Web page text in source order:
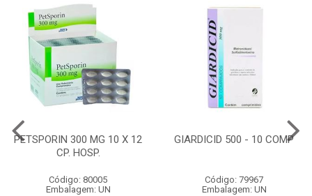
PETSPORIN 300 MG 10 X 12
CP. HOSP.
Código: 80005
Embalagem: UN
GIARDICID 500 - 10 COMP
Código: 79967
Embalagem: UN